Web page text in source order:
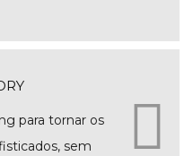
para tornar os
sem